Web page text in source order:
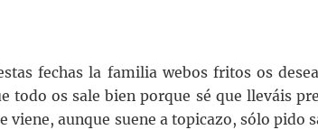
fechas la familia webos fritos os
todo os sale bien porque sé que lleváis
viene, aunque suene a topicazo, sólo pido